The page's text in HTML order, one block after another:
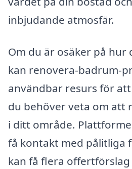
inbjudande atmosfär.
Om du är osäker på hur
kan renovera-badrum-
användbar resurs för
du behöver veta om att
i ditt område.
få kontakt med pålitliga
kan få flera